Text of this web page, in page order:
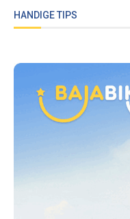
HANDIGE TIPS